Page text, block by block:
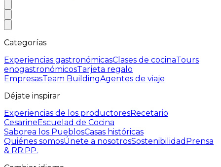
Categorías
Experiencias gastronómicasClases de cocinaTours
enogastronómicosTarjeta regalo
EmpresasTeam BuildingAgentes de viaje
Déjate inspirar
Experiencias de los productoresRecetario
CesarineEscuelad de Cocina
Saborea los PueblosCasas históricas
Quiénes somosÚnete a nosotrosSostenibilidad Prensa
& RR.PP.